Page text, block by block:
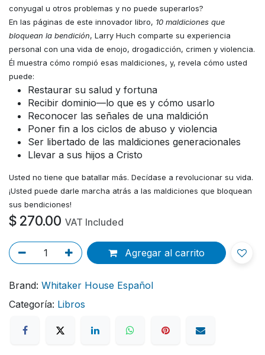
conyugal u otros problemas y no puede superarlos?
En las páginas de este innovador libro, 10 maldiciones que
bloquean la bendición, Larry Huch comparte su experiencia
personal con una vida de enojo, drogadicción, crimen y violencia.
Él muestra cómo rompió esas maldiciones, y, revela cómo usted
puede:
Restaurar su salud y fortuna
Recibir dominio—lo que es y cómo usarlo
Reconocer las señales de una maldición
Poner fin a los ciclos de abuso y violencia
Ser libertado de las maldiciones generacionales
Llevar a sus hijos a Cristo
Usted no tiene que batallar más. Decídase a revolucionar su vida.
¡Usted puede darle marcha atrás a las maldiciones que bloquean
sus bendiciones!
$ 270.00 VAT Included
Agregar al carrito
Brand: Whitaker House Español
Categoría: Libros